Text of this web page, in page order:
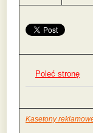
Poleć stronę
Kasetony